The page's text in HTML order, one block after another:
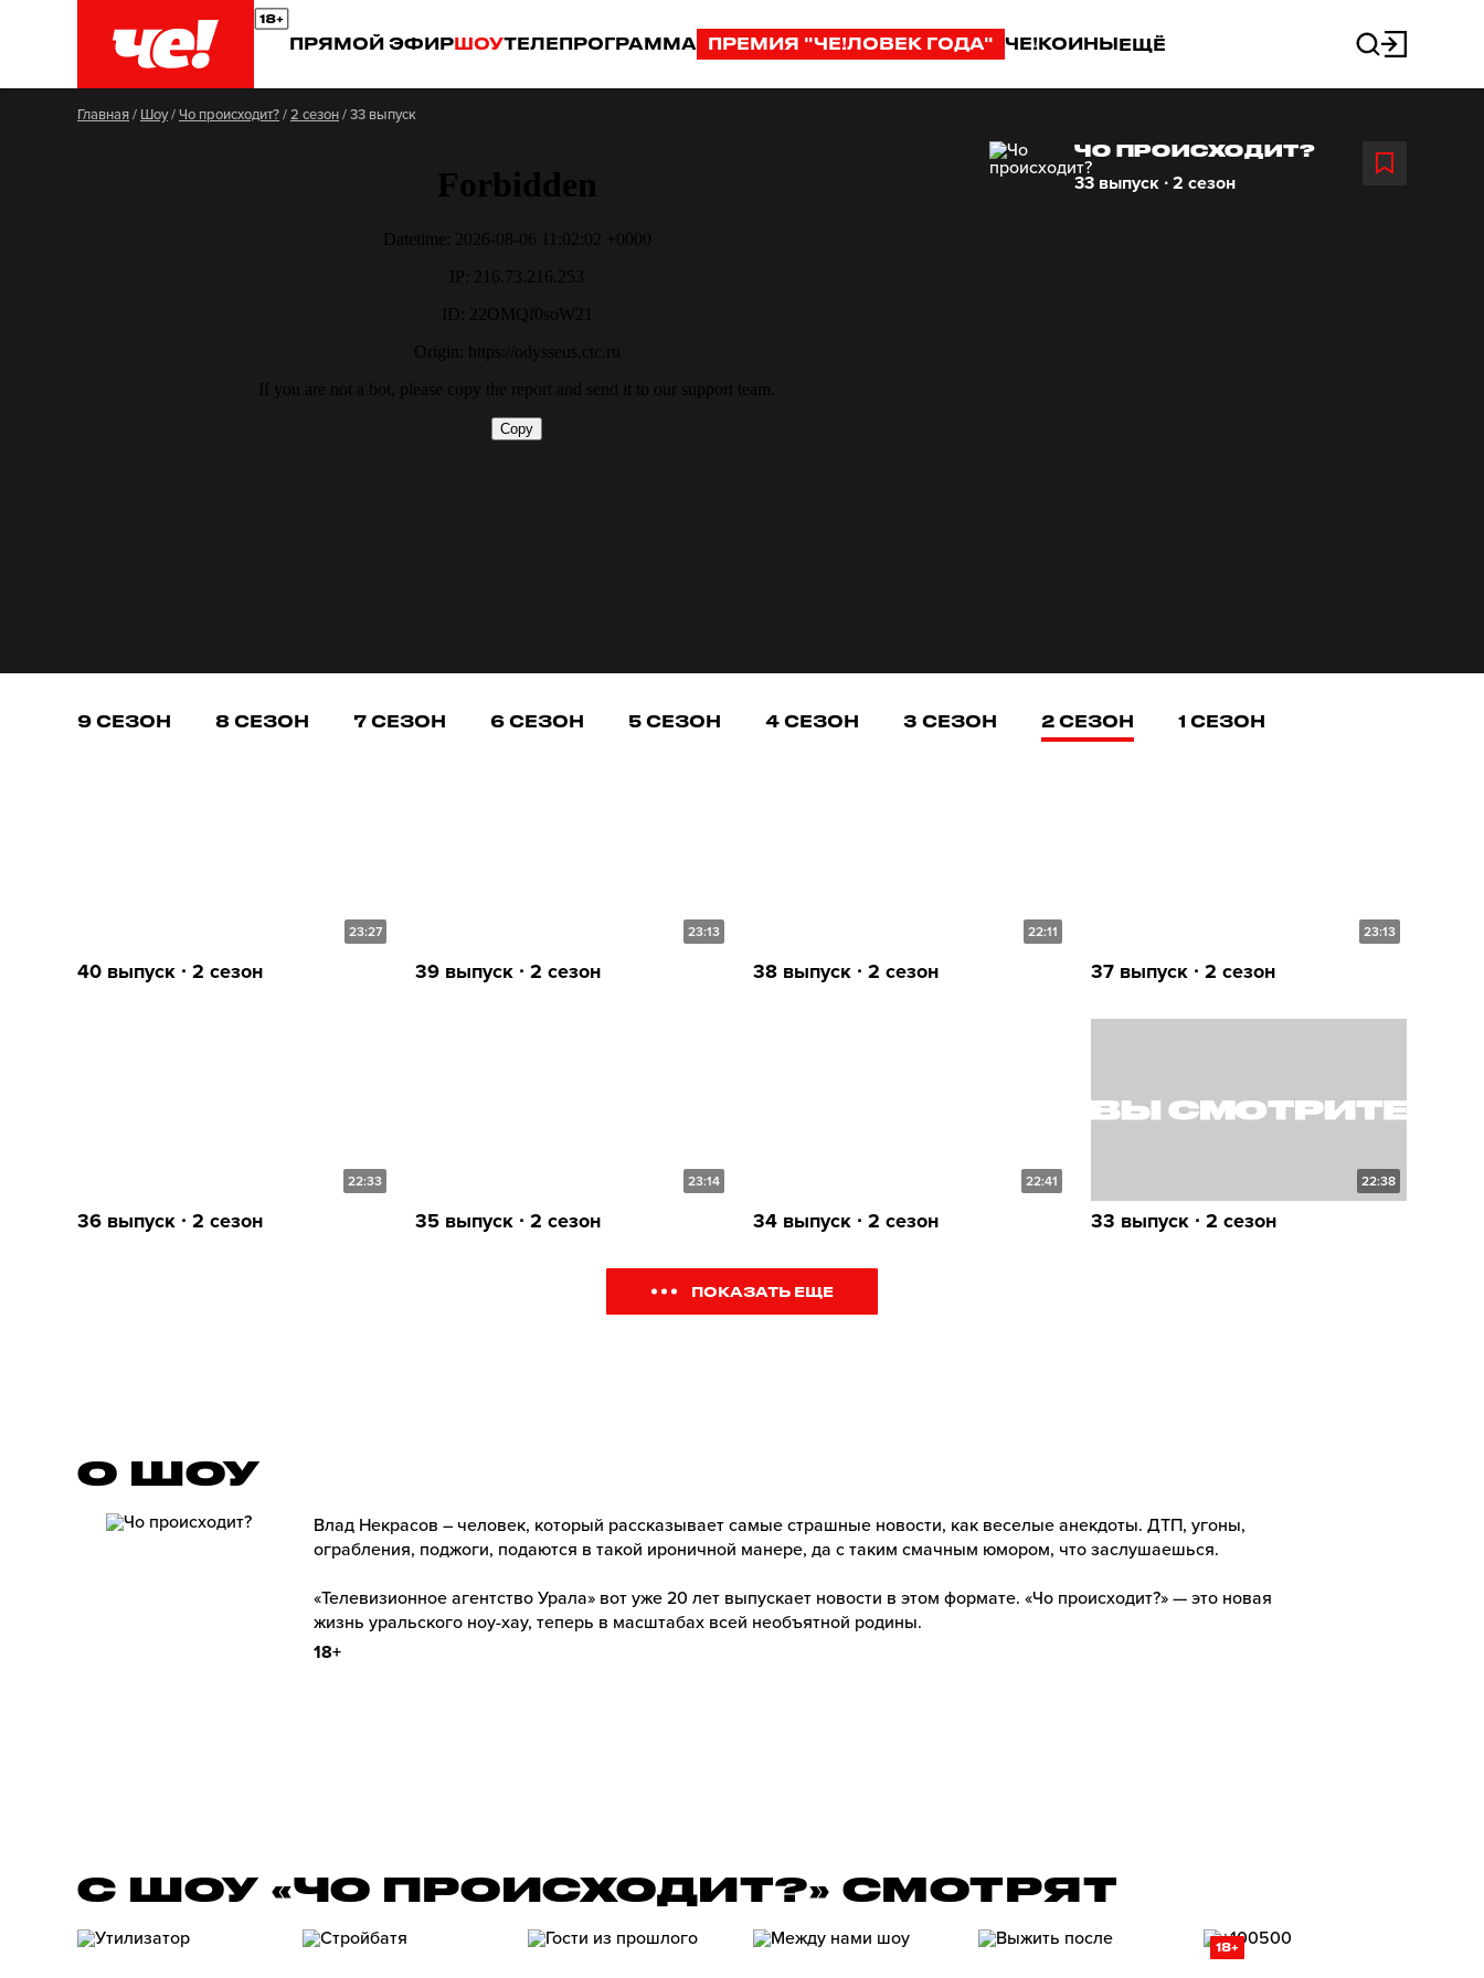
ПРЯМОЙ ЭФИРШОУТЕЛЕПРОГРАММА ПРЕМИЯ "ЧЕ!ЛОВЕК ГОДА" ЧЕ!КОИНЫЕЩЁ
Главная/ Шоу/Чо происходит?/2 сезон/33 выпуск
ЧО ПРОИСХОДИТ?
33 выпуск ∙ 2 сезон
9 СЕЗОН 8 СЕЗОН 7 СЕЗОН 6 СЕЗОН 5 СЕЗОН 4 СЕЗОН 3 СЕЗОН 2 СЕЗОН 1 СЕЗОН
23:27
40 выпуск ∙ 2 сезон
23:13
39 выпуск ∙ 2 сезон
22:11
38 выпуск ∙ 2 сезон
23:13
37 выпуск ∙ 2 сезон
22:33
36 выпуск ∙ 2 сезон
23:14
35 выпуск ∙ 2 сезон
22:41
34 выпуск ∙ 2 сезон
22:38
33 выпуск ∙ 2 сезон
ПОКАЗАТЬ ЕЩЕ
О ШОУ
Влад Некрасов – человек, который рассказывает самые страшные новости, как веселые анекдоты. ДТП, угоны,
ограбления, поджоги, подаются в такой ироничной манере, да с таким смачным юмором, что заслушаешься.
«Телевизионное агентство Урала» вот уже 20 лет выпускает новости в этом формате. «Чо происходит?» — это новая
жизнь уральского ноу-хау, теперь в масштабах всей необъятной родины.
18+
С ШОУ «ЧО ПРОИСХОДИТ?» СМОТРЯТ
18+